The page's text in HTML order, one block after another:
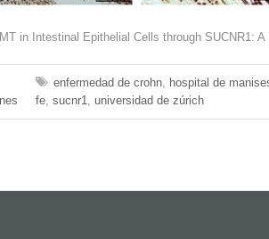
in Intestinal Epithelial Cells through SUCNR1:
enfermedad de crohn, hospital de
fe, sucnr1, universidad de zúrich